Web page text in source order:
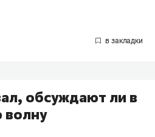
обсуждают ли в
волну